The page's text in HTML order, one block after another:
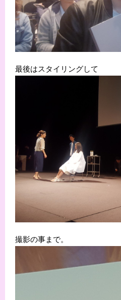
最後はスタイリングして
撮影の事まで。